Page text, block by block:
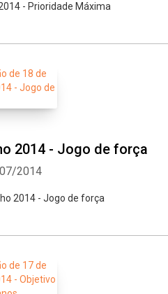
- Prioridade Máxima
2014 - Jogo de força
2014
2014 - Jogo de força